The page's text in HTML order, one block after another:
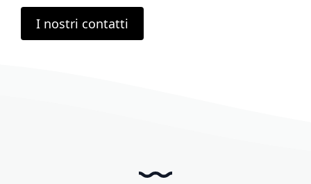
I nostri contatti